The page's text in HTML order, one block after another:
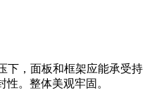
下，面板和框架应能承受持
。整体美观牢固。